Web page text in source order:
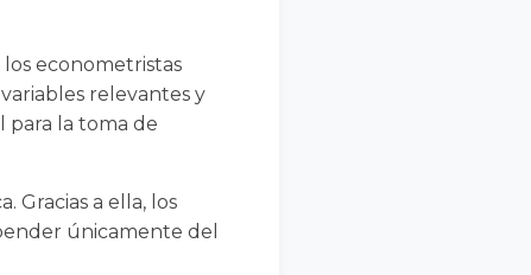
econometristas
relevantes y
para la toma de
Gracias a ella, los
únicamente del